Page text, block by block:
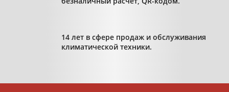
14 лет в сфере продаж и обслуживания
климатической техники.